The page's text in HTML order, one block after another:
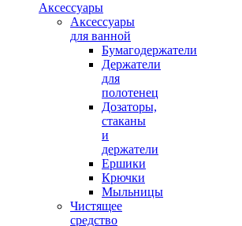
Аксессуары
Аксессуары
для ванной
Бумагодержатели
Держатели
для
полотенец
Дозаторы,
стаканы
и
держатели
Ершики
Крючки
Мыльницы
Чистящее
средство